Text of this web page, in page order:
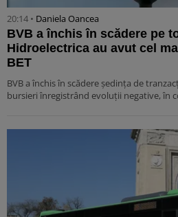
20:14 • Daniela Oancea
BVB a închis în scădere pe
Hidroelectrica au avut cel
BET
BVB a închis în scădere ședința de
bursieri înregistrând evoluții negative, în